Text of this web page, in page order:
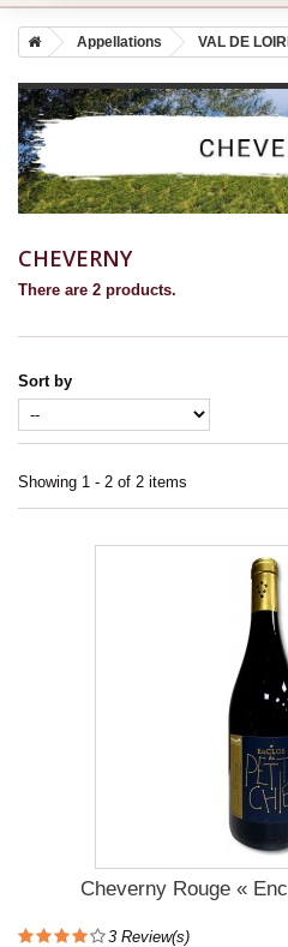
Appellations VAL DE
CHEVERNY
There are 2 products.
Sort by
Showing 1 - 2 of 2 items
Cheverny Rouge «
3 Review(s)